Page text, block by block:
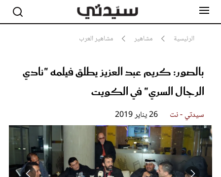
الرئيسية مشاهير مشاهير العرب
بالصور: كريم عبد العزيز يطلق فيلمه "نادي
الرجال السري" في الكويت
سيدتي - نت 26 يناير 2019
مشاهير
أناقة
جمال
سيدتي وطفلك
لايف ستايل
بلس+
فيديو